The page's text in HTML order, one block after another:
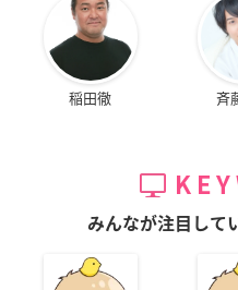
稲田徹 斉
みんなが注目して